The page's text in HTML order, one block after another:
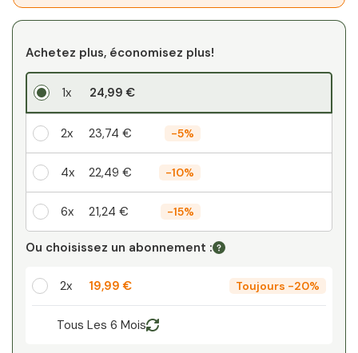
Achetez plus, économisez plus!
1x 24,99 €
2x 23,74 € -5%
4x 22,49 € -10%
6x 21,24 € -15%
Votre remise personnelle
-%
Ou choisissez un abonnement :
2x 19,99 € Toujours -20%
Tous Les 6 Mois